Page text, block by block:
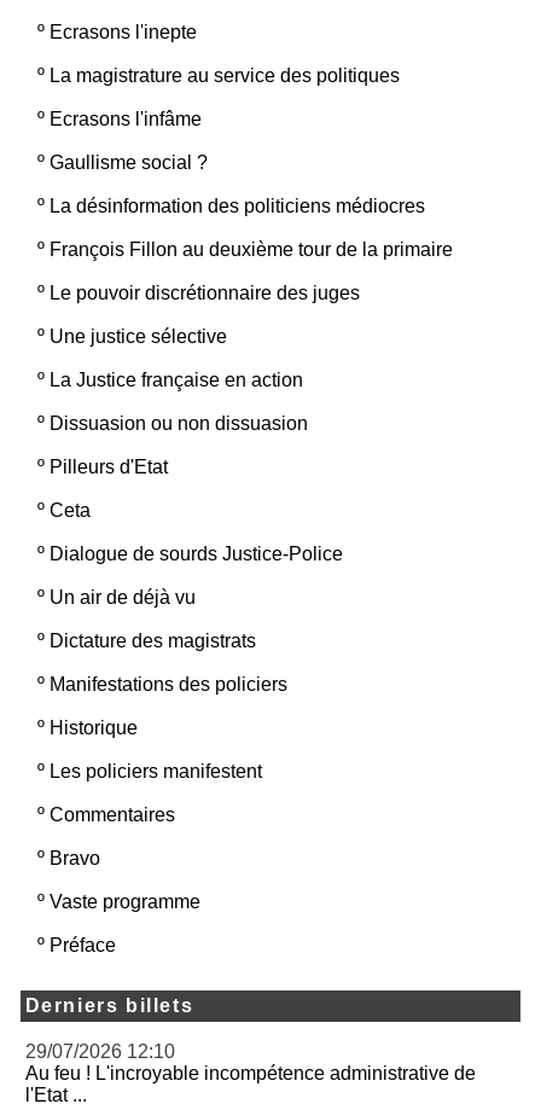
º Ecrasons l'inepte
º La magistrature au service des politiques
º Ecrasons l'infâme
º Gaullisme social ?
º La désinformation des politiciens médiocres
º François Fillon au deuxième tour de la primaire
º Le pouvoir discrétionnaire des juges
º Une justice sélective
º La Justice française en action
º Dissuasion ou non dissuasion
º Pilleurs d'Etat
º Ceta
º Dialogue de sourds Justice-Police
º Un air de déjà vu
º Dictature des magistrats
º Manifestations des policiers
º Historique
º Les policiers manifestent
º Commentaires
º Bravo
º Vaste programme
º Préface
Derniers billets
29/07/2026 12:10
Au feu ! L'incroyable incompétence administrative de
l'Etat ...